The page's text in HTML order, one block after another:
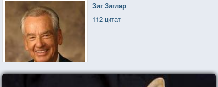
Зиг Зиглар
112 цитат